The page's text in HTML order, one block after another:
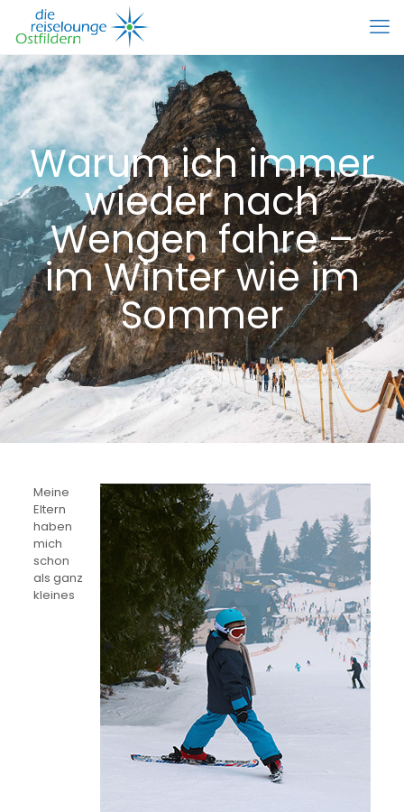
Warum ich immer
wieder nach
Wengen fahre –
im Winter wie im
Sommer
Meine
Eltern
haben
mich
schon
als ganz
kleines